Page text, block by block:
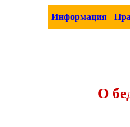
Информация
О